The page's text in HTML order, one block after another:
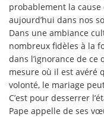
probablement la
aujourd’hui dans nos
Dans une ambiance
nombreux fidèles à la
dans l’ignorance de ce
mesure où il est avéré
volonté, le mariage
C’est pour desserrer
Pape appelle de ses